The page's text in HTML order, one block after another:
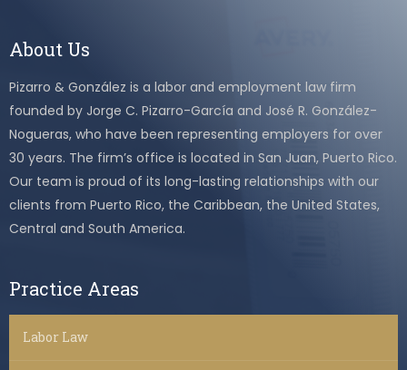
About Us
Pizarro & González is a labor and employment law firm
founded by Jorge C. Pizarro-García and José R. González-
Nogueras, who have been representing employers for over
30 years. The firm’s office is located in San Juan, Puerto Rico.
Our team is proud of its long-lasting relationships with our
clients from Puerto Rico, the Caribbean, the United States,
Central and South America.
Practice Areas
Labor Law